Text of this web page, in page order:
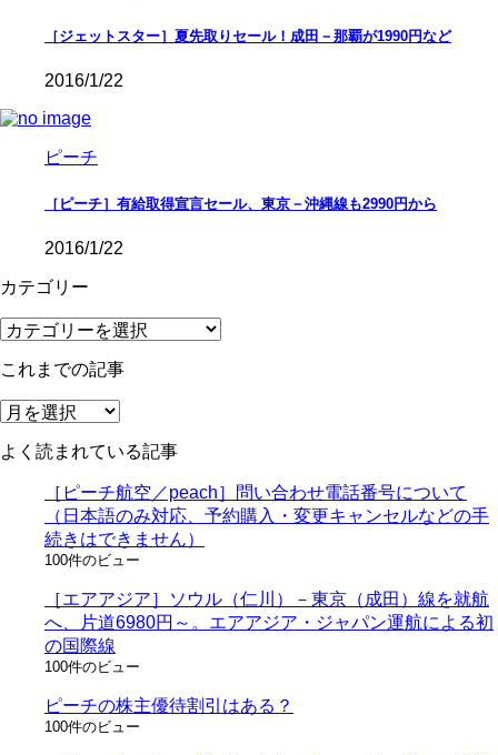
［ジェットスター］夏先取りセール！成田－那覇が1990円など
2016/1/22
ピーチ
［ピーチ］有給取得宣言セール、東京－沖縄線も2990円から
2016/1/22
カテゴリー
カ
ゴ
リ
ー
これまでの記事
こ
ま
よく読まれている記事
［ピーチ航空／peach］問い合わせ電話番号について
（日本語のみ対応、予約購入・変更キャンセルなどの手
続きはできません）
100件のビュー
［エアアジア］ソウル（仁川）－東京（成田）線を就航
へ、片道6980円～。エアアジア・ジャパン運航による初
の国際線
100件のビュー
ピーチの株主優待割引はある？
100件のビュー